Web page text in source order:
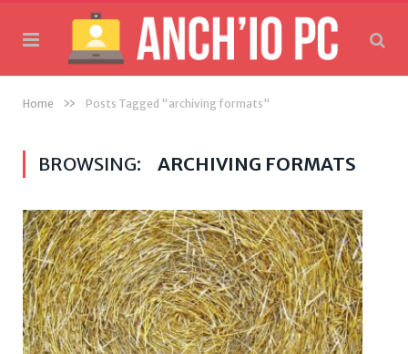
Home » Posts Tagged "archiving formats"
BROWSING: ARCHIVING FORMATS